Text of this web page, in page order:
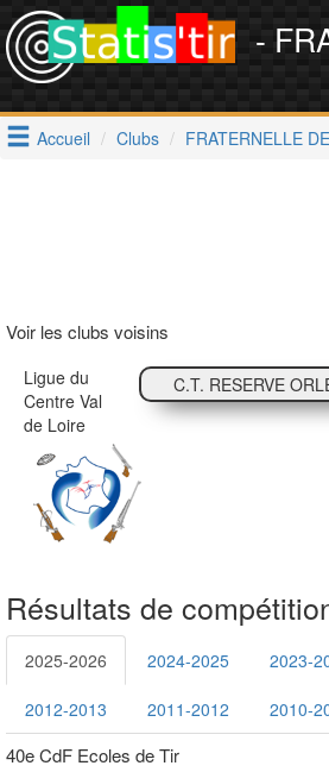
-
Accueil Clubs FRATERNELLE
Voir les clubs voisins
Ligue du
Centre Val
de Loire
C.T. RESERVE
Résultats de
2025-2026 2024-2025 2023-
2012-2013 2011-2012 2010-
40e CdF Ecoles de Tir